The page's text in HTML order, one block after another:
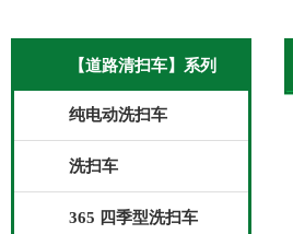
【道路清扫车】系列
纯电动洗扫车
洗扫车
365 四季型洗扫车